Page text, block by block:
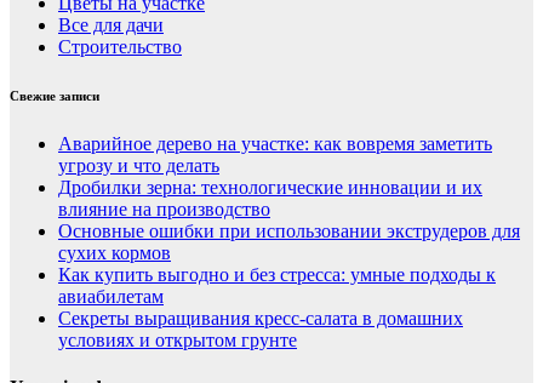
Все для дачи
Строительство
Свежие записи
Аварийное дерево на участке: как вовремя заметить
угрозу и что делать
Дробилки зерна: технологические инновации и их
влияние на производство
Основные ошибки при использовании экструдеров для
сухих кормов
Как купить выгодно и без стресса: умные подходы к
авиабилетам
Секреты выращивания кресс-салата в домашних
условиях и открытом грунте